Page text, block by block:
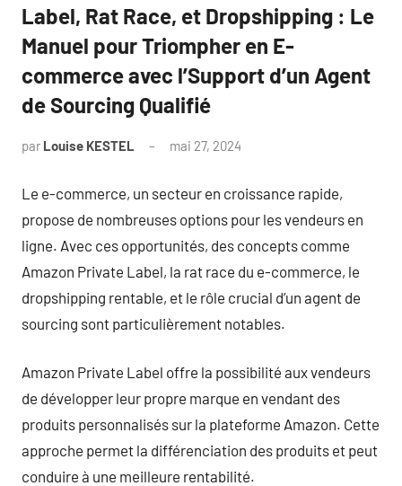
Label, Rat Race, et Dropshipping : Le
Manuel pour Triompher en E-
commerce avec l’Support d’un Agent
de Sourcing Qualifié
par Louise KESTEL mai 27, 2024
Le e-commerce, un secteur en croissance rapide,
propose de nombreuses options pour les vendeurs en
ligne. Avec ces opportunités, des concepts comme
Amazon Private Label, la rat race du e-commerce, le
dropshipping rentable, et le rôle crucial d’un agent de
sourcing sont particulièrement notables.
Amazon Private Label offre la possibilité aux vendeurs
de développer leur propre marque en vendant des
produits personnalisés sur la plateforme Amazon. Cette
approche permet la différenciation des produits et peut
conduire à une meilleure rentabilité.